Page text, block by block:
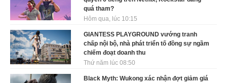
quá tham?
Hôm qua, lúc 10:15
GIANTESS PLAYGROUND vướng tranh
chấp nội bộ, nhà phát triển tố đồng sự ngầm
chiếm đoạt doanh thu
Thứ năm lúc 08:50
Black Myth: Wukong xác nhận đợt giảm giá